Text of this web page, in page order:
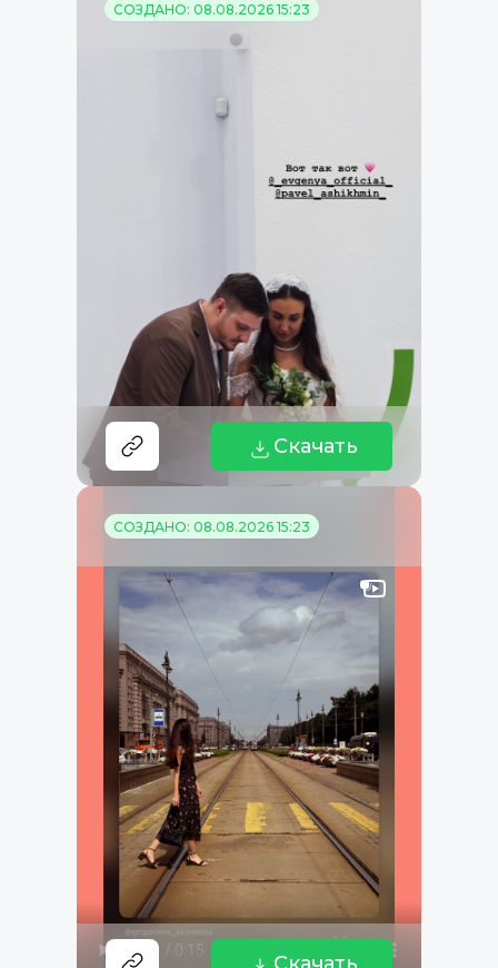
СОЗДАНО: 08.08.2026 15:23
Скачать
СОЗДАНО: 08.08.2026 15:23